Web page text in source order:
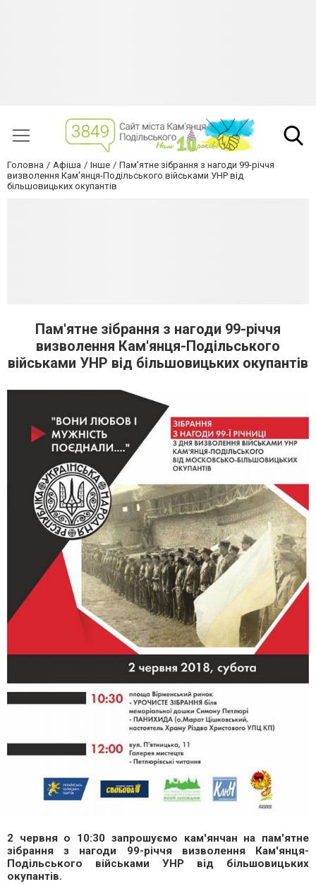
Головна Афіша Інше
Пам'ятне зібрання з нагоди 99-річчя
визволення Кам'янця-Подільського військами УНР від
більшовицьких окупантів
Пам'ятне зібрання з нагоди 99-річчя
визволення Кам'янця-Подільського
військами УНР від більшовицьких окупантів
2 червня о 10:30 запрошуємо кам'янчан на пам'ятне
зібрання з нагоди 99-річчя визволення Кам'янця-
Подільського військами УНР від більшовицьких
окупантів.